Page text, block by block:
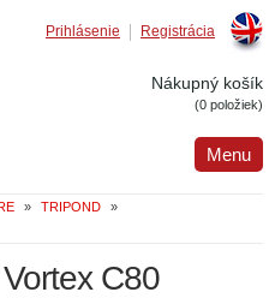
Registrácia
Prihlásenie
Nákupný košík
(0 položiek)
Menu
» TRIPOND
»
C80